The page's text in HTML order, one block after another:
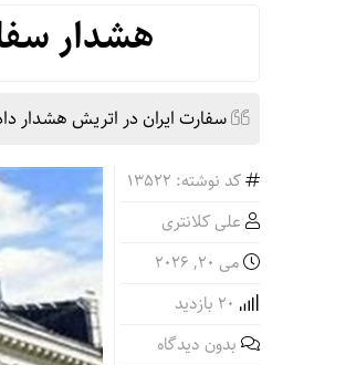
هشدار
سفارت ایران در اتریش هشدار
کد نوشته: 13522
علی کلانتری
می 20, 2026
بدون دیدگاه